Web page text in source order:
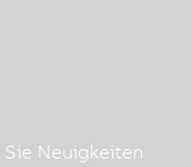
Neuigkeiten